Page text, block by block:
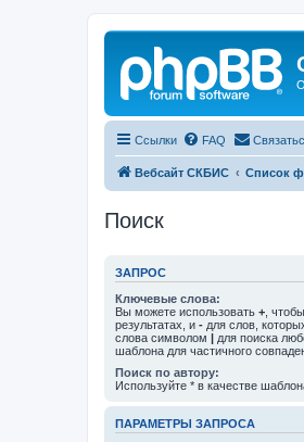
Ссылки FAQ
Вебсайт СКБИС Список
Поиск
ЗАПРОС
Ключевые слова:
Вы можете использовать + ,
результатах, и - для слов,
слова символом | для поиска
шаблона для частичного
Поиск по автору:
Используйте * в качестве
ПАРАМЕТРЫ ЗАПРОСА